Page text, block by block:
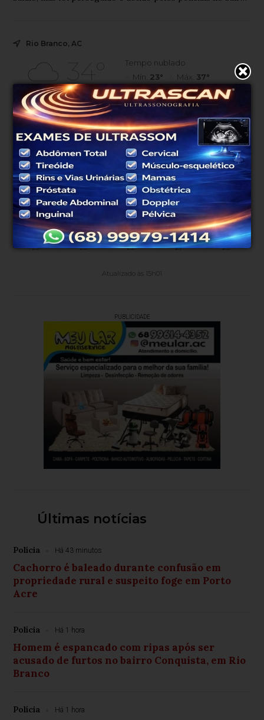
Rio Branco, AC
34°
Tempo nublado
Mín. 23° Máx. 37°
34°
Sensação Vento Umidade
0%(0mm)
Chance de chuva
07h45
Nascer do sol
07h28
Pôr do sol
SÁB
38°
23°
DOM
38°
23°
SEG
38°
22°
TER
32°
21°
QUA
35°
23°
Atualizado às 15h01
PUBLICIDADE
Últimas notícias
Polícia Há 43 minutos
Cachorro é baleado durante confusão em
propriedade rural e suspeito foge em Porto
Acre
Polícia Há 1 hora
Homem é espancado com ripas após ser
acusado de furtos no bairro Conquista, em Rio
Branco
Polícia Há 1 hora